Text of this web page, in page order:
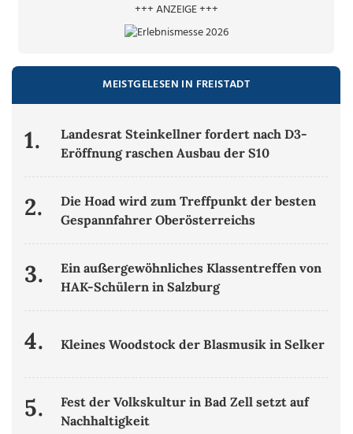
+++ ANZEIGE +++
MEISTGELESEN IN FREISTADT
1.
Landesrat Steinkellner fordert nach D3-
Eröffnung raschen Ausbau der S10
2.
Die Hoad wird zum Treffpunkt der besten
Gespannfahrer Oberösterreichs
3.
Ein außergewöhnliches Klassentreffen von
HAK-Schülern in Salzburg
4. Kleines Woodstock der Blasmusik in Selker
5.
Fest der Volkskultur in Bad Zell setzt auf
Nachhaltigkeit